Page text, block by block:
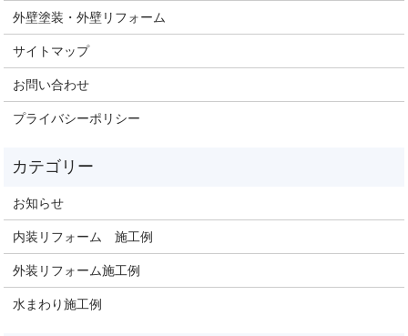
外壁塗装・外壁リフォーム
サイトマップ
お問い合わせ
プライバシーポリシー
お知らせ
内装リフォーム 施工例
外装リフォーム施工例
水まわり施工例